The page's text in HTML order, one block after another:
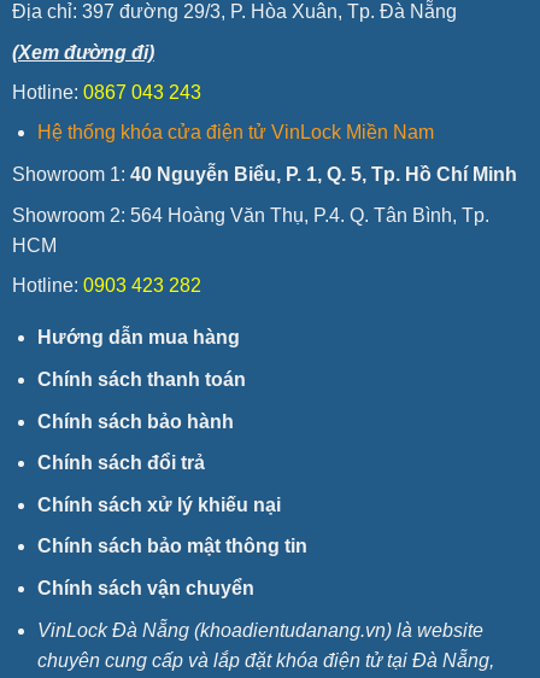
Địa chỉ: 397 đường 29/3, P. Hòa Xuân, Tp. Đà Nẵng
(Xem đường đi)
Hotline: 0867 043 243
Hệ thống khóa cửa điện tử VinLock Miền Nam
Showroom 1: 40 Nguyễn Biểu, P. 1, Q. 5, Tp. Hồ Chí Minh
Showroom 2: 564 Hoàng Văn Thụ, P.4. Q. Tân Bình, Tp.
HCM
Hotline: 0903 423 282
Hướng dẫn mua hàng
Chính sách thanh toán
Chính sách bảo hành
Chính sách đổi trả
Chính sách xử lý khiếu nại
Chính sách bảo mật thông tin
Chính sách vận chuyển
VinLock Đà Nẵng (khoadientudanang.vn) là website
chuyên cung cấp và lắp đặt khóa điện tử tại Đà Nẵng,